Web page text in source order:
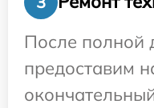
После полной
предоставим